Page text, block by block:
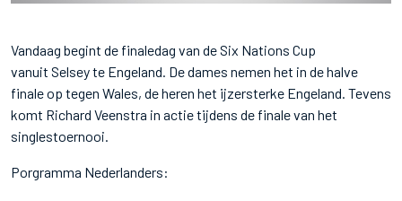
Vandaag begint de finaledag van de Six Nations Cup
vanuit Selsey te Engeland. De dames nemen het in de halve
finale op tegen Wales, de heren het ijzersterke Engeland. Tevens
komt Richard Veenstra in actie tijdens de finale van het
singlestoernooi.
Porgramma Nederlanders: